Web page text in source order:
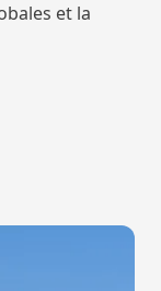
et la